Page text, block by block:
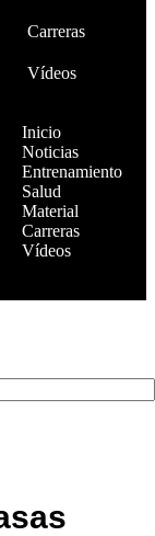
Carreras
Vídeos
Inicio
Noticias
Entrenamiento
Salud
Material
Carreras
Vídeos